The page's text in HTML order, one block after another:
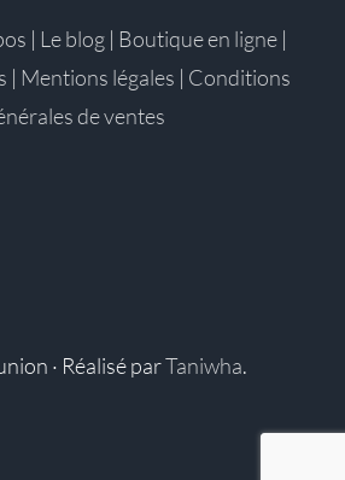
| Le blog | Boutique en ligne |
| Mentions légales | Conditions
de ventes
· Réalisé parTaniwha.